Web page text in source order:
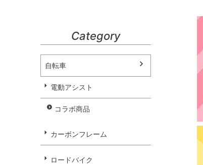
Category
自転車
電動アシスト
コラボ商品
カーボンフレーム
ロードバイク